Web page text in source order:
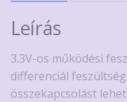
Leírás
3.3V-os működési
differenciál
összekapcsolást